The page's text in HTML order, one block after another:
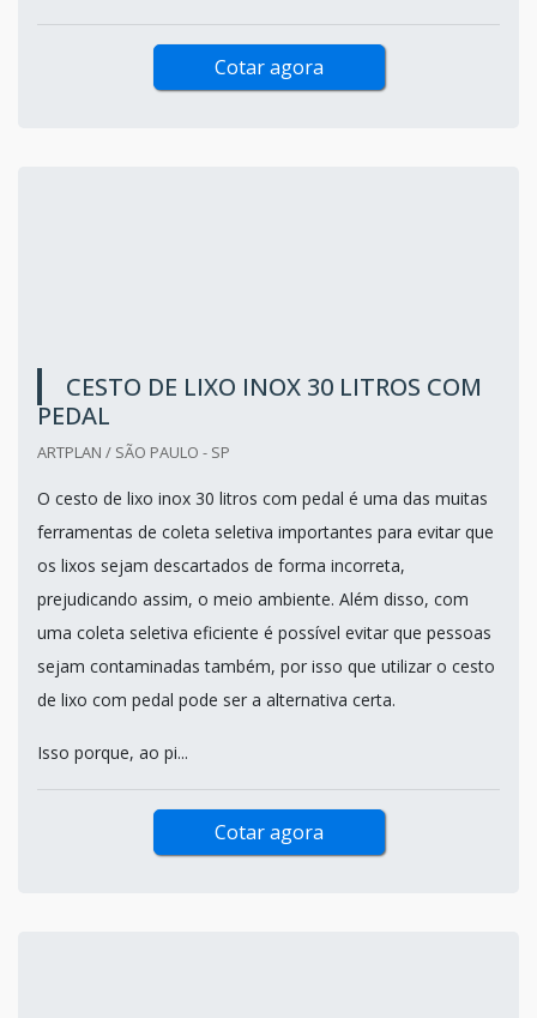
Cotar agora
CESTO DE LIXO INOX 30 LITROS COM
PEDAL
ARTPLAN / SÃO PAULO - SP
O cesto de lixo inox 30 litros com pedal é uma das muitas
ferramentas de coleta seletiva importantes para evitar que
os lixos sejam descartados de forma incorreta,
prejudicando assim, o meio ambiente. Além disso, com
uma coleta seletiva eficiente é possível evitar que pessoas
sejam contaminadas também, por isso que utilizar o cesto
de lixo com pedal pode ser a alternativa certa.
Isso porque, ao pi...
Cotar agora